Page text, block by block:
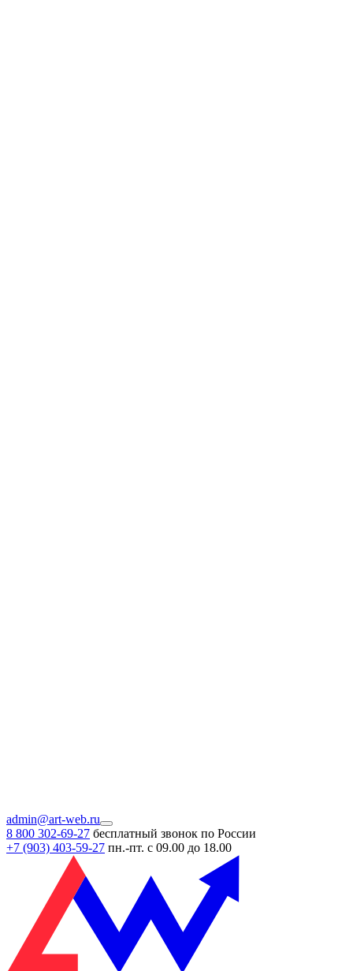
admin@art-web.ru
8 800 302-69-27 бесплатный звонок по России
+7 (903) 403-59-27 пн.-пт. с 09.00 до 18.00